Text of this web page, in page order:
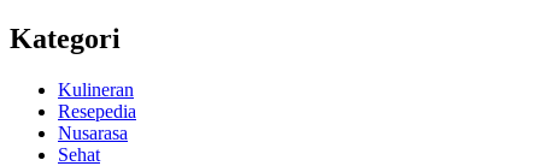
Kategori
Kulineran
Resepedia
Nusarasa
Sehat